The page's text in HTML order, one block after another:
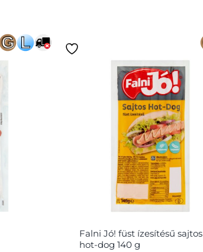
Falni Jó! füst ízesítésű sajtos
hot-dog 140 g